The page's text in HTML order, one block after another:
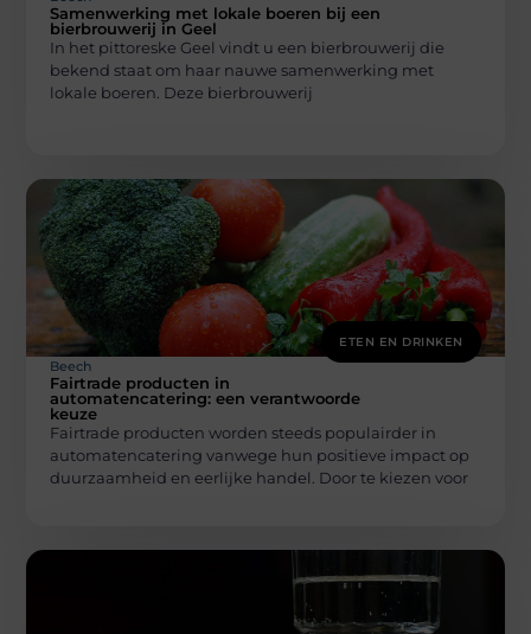
Samenwerking met lokale boeren bij een
bierbrouwerij in Geel
In het pittoreske Geel vindt u een bierbrouwerij die
bekend staat om haar nauwe samenwerking met
lokale boeren. Deze bierbrouwerij
ETEN EN DRINKEN
Beech
Fairtrade producten in
automatencatering: een verantwoorde
keuze
Fairtrade producten worden steeds populairder in
automatencatering vanwege hun positieve impact op
duurzaamheid en eerlijke handel. Door te kiezen voor